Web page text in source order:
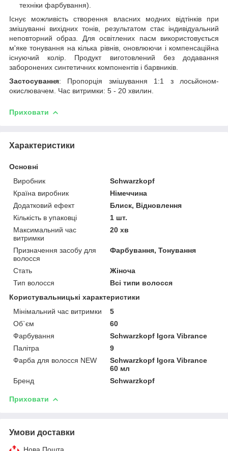
техніки фарбування).
Існує можливість створення власних модних відтінків при
змішуванні вихідних тонів, результатом стає індивідуальний
неповторний образ. Для освітлених пасм використовується
м'яке тонування на кілька рівнів, оновлюючи і компенсаційна
існуючий колір. Продукт виготовлений без додавання
заборонених синтетичних компонентів і барвників.
Застосування: Пропорція змішування 1:1 з лосьйоном-
окислювачем. Час витримки: 5 - 20 хвилин.
Приховати
Характеристики
Основні
Виробник
Schwarzkopf
Країна виробник
Німеччина
Додатковий ефект
Блиск, Відновлення
Кількість в упаковці
1 шт.
Максимальний час
витримки
20 хв
Призначення засобу для
волосся
Фарбування, Тонування
Стать
Жіноча
Тип волосся
Всі типи волосся
Користувальницькі характеристики
Мінімальний час витримки
5
Об`єм
60
Фарбування
Schwarzkopf Igora Vibrance
Палітра
9
Фарба для волосся NEW
Schwarzkopf Igora Vibrance
60 мл
Бренд
Schwarzkopf
Приховати
Умови доставки
Нова Пошта